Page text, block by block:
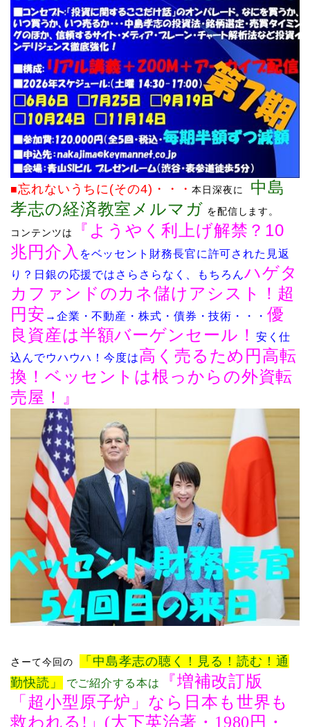
■忘れないう ちに(その4) ・・・本日深夜に 中島
孝志の経済教室メルマガ を配信します 。
コンテンツは
『ようやく利上げ解禁？10
兆円介入 をベッセント財務長官に許可された見返
り？日銀の応援ではさらさらなく、もちろんハゲタ
カファンドのカネ儲けアシスト！超
円安 →企業・不動産・株式・債券・技術・・・ 優
良資産は半額バーゲンセール！
安く仕
込んでウハウハ！今度は高く売るため円高転
換！ベッセントは根っからの外資転
売屋！』
​​さ ーて今回の
「中島孝志の聴く！見る！読む！通
勤快読」
でご紹介する本は 『増補改訂版
「超小型原子炉」なら日本も世界も
救われる ! 」 (大下英治著・ 1980 円・